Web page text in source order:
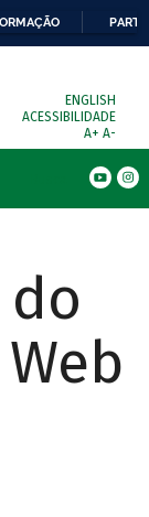
ENGLISH
ACESSIBILIDADE
A+ A-